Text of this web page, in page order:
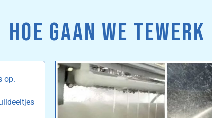
HOE GAAN WE TEWERK
op.